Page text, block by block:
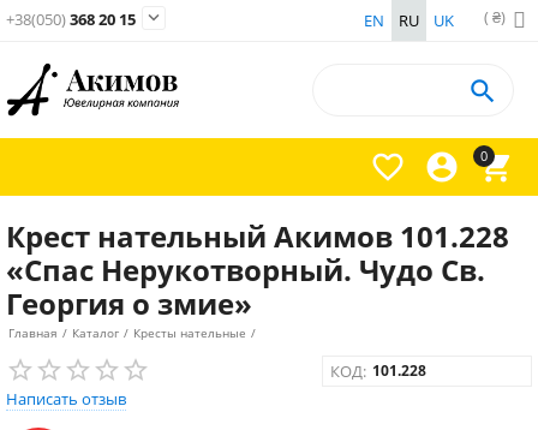
( ₴)
EN RU UK
+38(050)368 20 15 
0




Крест нательный Акимов 101.228
«Спас Нерукотворный. Чудо Cв.
Георгия о змие»
Главная / Каталог / Кресты нательные /
Написать отзыв
КОД: 101.228